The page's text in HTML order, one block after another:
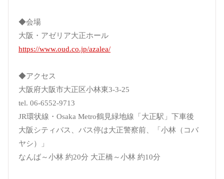
◆会場
大阪・アゼリア大正ホール
https://www.oud.co.jp/azalea/
◆アクセス
大阪府大阪市大正区小林東3-3-25
tel. 06-6552-9713
JR環状線・Osaka Metro鶴見緑地線「大正駅」下車後
大阪シティバス、バス停は大正警察前、「小林（コバ
ヤシ）」
なんば～小林 約20分 大正橋～小林 約10分